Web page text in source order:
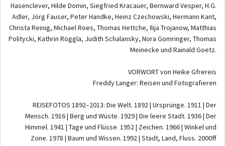
Hasenclever, Hilde Domin, Siegfried Kracauer, Bernward Vesper, H.G.
Adler, Jörg Fauser, Peter Handke, Heinz Czechowski, Hermann Kant,
Christa Reinig, Michael Roes, Thomas Hettche, Ilija Trojanow, Matthias
Politycki, Kathrin Röggla, Judith Schalansky, Nora Gomringer, Thomas
Meinecke und Rainald Goetz.
VORWORT von Heike Gfrereis
Freddy Langer: Reisen und Fotografieren
REISEFOTOS 1892–2013: Die Welt. 1892 | Ursprünge. 1911 | Der
Mensch. 1916 | Berg und Wüste. 1929 | Die leere Stadt. 1936 | Der
Himmel. 1941 | Tage und Flüsse. 1952 | Zeichen. 1966 | Winkel und
Zone. 1978 | Baum und Wissen. 1992 | Stadt, Land, Fluss. 2000ff